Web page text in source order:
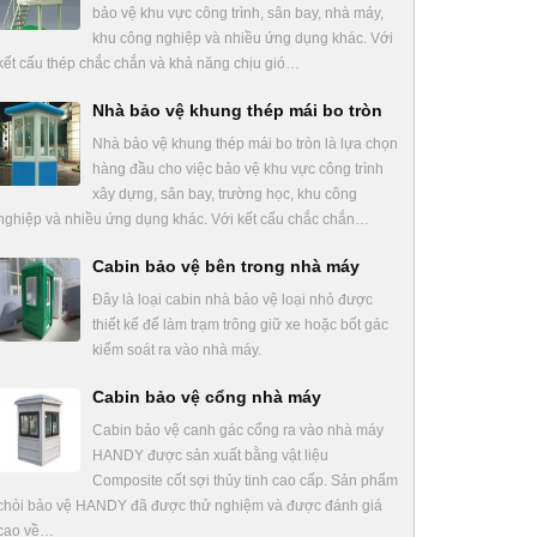
bảo vệ khu vực công trình, sân bay, nhà máy,
khu công nghiệp và nhiều ứng dụng khác. Với
cấu thép chắc chắn và khả năng chịu gió…
Nhà bảo vệ khung thép mái bo tròn
Nhà bảo vệ khung thép mái bo tròn là lựa chọn
hàng đầu cho việc bảo vệ khu vực công trình
xây dựng, sân bay, trường học, khu công
và nhiều ứng dụng khác. Với kết cấu chắc chắn…
Cabin bảo vệ bên trong nhà máy
Đây là loại cabin nhà bảo vệ loại nhỏ được
thiết kế để làm trạm trông giữ xe hoặc bốt gác
kiểm soát ra vào nhà máy.
Cabin bảo vệ cổng nhà máy
Cabin bảo vệ canh gác cổng ra vào nhà máy
HANDY được sản xuất bằng vật liệu
Composite cốt sợi thủy tinh cao cấp. Sản phẩm
bảo vệ HANDY đã được thử nghiệm và được đánh giá
về…